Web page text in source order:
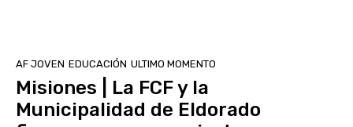
AF JOVEN EDUCACIÓN ULTIMO MOMENTO
Misiones | La FCF y la
Municipalidad de Eldorado